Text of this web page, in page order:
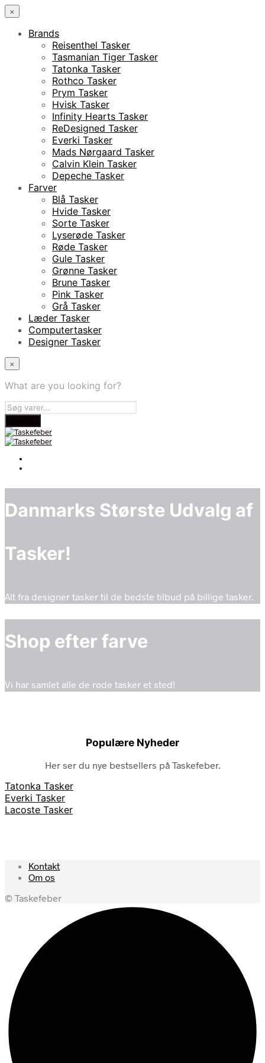
×
Brands
Reisenthel Tasker
Tasmanian Tiger Tasker
Tatonka Tasker
Rothco Tasker
Prym Tasker
Hvisk Tasker
Infinity Hearts Tasker
ReDesigned Tasker
Everki Tasker
Mads Nørgaard Tasker
Calvin Klein Tasker
Depeche Tasker
Farver
Blå Tasker
Hvide Tasker
Sorte Tasker
Lyserøde Tasker
Røde Tasker
Gule Tasker
Grønne Tasker
Brune Tasker
Pink Tasker
Grå Tasker
Læder Tasker
Computertasker
Designer Tasker
×
What are you looking for?
Danmarks Største Udvalg af
Tasker!
Alt fra designer tasker til de bedste tilbud på billige tasker.
Shop efter farve
Vi har samlet alle de røde tasker et sted!
Populære Nyheder
Her ser du nye bestsellers på Taskefeber.
Tatonka Tasker
Everki Tasker
Lacoste Tasker
Kontakt
Om os
© Taskefeber